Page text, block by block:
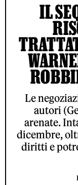
IL
Le
autori
arenate.
dicembre,
diritti e